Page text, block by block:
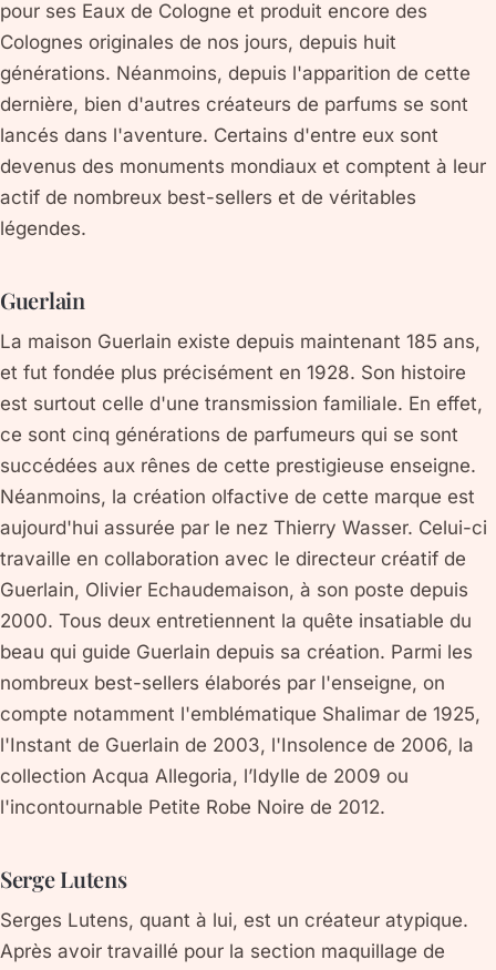
pour ses Eaux de Cologne et produit encore des
Colognes originales de nos jours, depuis huit
générations. Néanmoins, depuis l'apparition de cette
dernière, bien d'autres créateurs de parfums se sont
lancés dans l'aventure. Certains d'entre eux sont
devenus des monuments mondiaux et comptent à leur
actif de nombreux best-sellers et de véritables
légendes.
Guerlain
La maison Guerlain existe depuis maintenant 185 ans,
et fut fondée plus précisément en 1928. Son histoire
est surtout celle d'une transmission familiale. En effet,
ce sont cinq générations de parfumeurs qui se sont
succédées aux rênes de cette prestigieuse enseigne.
Néanmoins, la création olfactive de cette marque est
aujourd'hui assurée par le nez Thierry Wasser. Celui-ci
travaille en collaboration avec le directeur créatif de
Guerlain, Olivier Echaudemaison, à son poste depuis
2000. Tous deux entretiennent la quête insatiable du
beau qui guide Guerlain depuis sa création. Parmi les
nombreux best-sellers élaborés par l'enseigne, on
compte notamment l'emblématique Shalimar de 1925,
l'Instant de Guerlain de 2003, l'Insolence de 2006, la
collection Acqua Allegoria, l’Idylle de 2009 ou
l'incontournable Petite Robe Noire de 2012.
Serge Lutens
Serges Lutens, quant à lui, est un créateur atypique.
Après avoir travaillé pour la section maquillage de